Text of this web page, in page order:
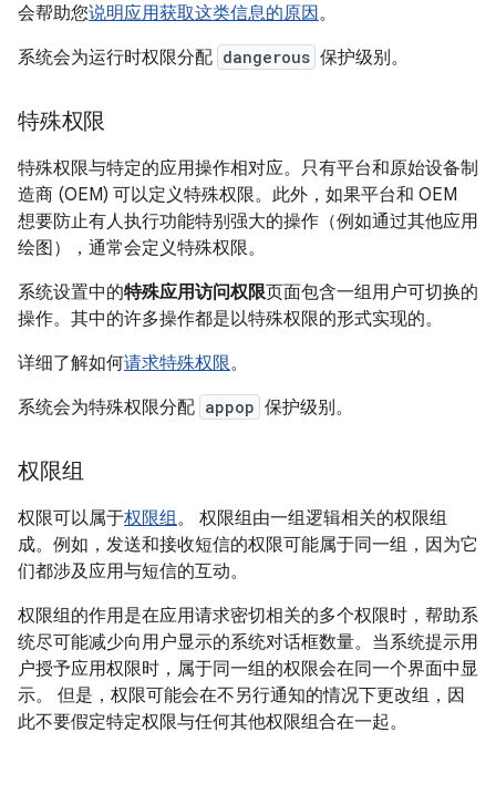
会帮助您说明应用获取这类信息的原因 。
系统会为运行时权限分配 dangerous 保护级别。
特殊权限
特殊权限与特定的应用操作相对应。只有平台和原始设备制
造商 (OEM) 可以定义特殊权限。此外，如果平台和 OEM
想要防止有人执行功能特别强大的操作（例如通过其他应用
绘图），通常会定义特殊权限。
系统设置中的特殊应用访问权限页面包含一组用户可切换的
操作。其中的许多操作都是以特殊权限的形式实现的。
详细了解如何请求特殊权限。
系统会为特殊权限分配 appop 保护级别。
权限组
权限可以属于权限组。 权限组由一组逻辑相关的权限组
成。例如，发送和接收短信的权限可能属于同一组，因为它
们都涉及应用与短信的互动。
权限组的作用是在应用请求密切相关的多个权限时，帮助系
统尽可能减少向用户显示的系统对话框数量。当系统提示用
户授予应用权限时，属于同一组的权限会在同一个界面中显
示。 但是，权限可能会在不另行通知的情况下更改组，因
此不要假定特定权限与任何其他权限组合在一起。